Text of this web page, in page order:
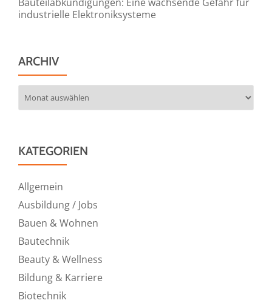
industrielle Elektroniksysteme
ARCHIV
KATEGORIEN
Allgemein
Ausbildung / Jobs
Bauen & Wohnen
Bautechnik
Beauty & Wellness
Bildung & Karriere
Biotechnik